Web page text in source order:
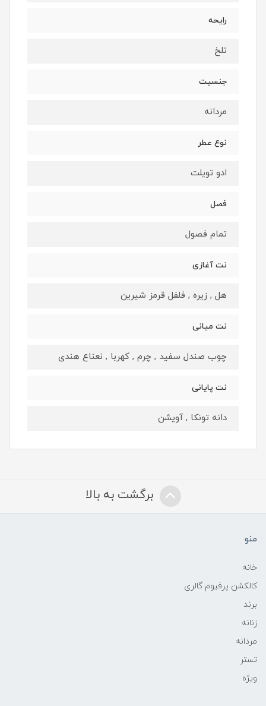
رایحه
تلخ
جنسیت
مردانه
نوع عطر
ادو تویلت
فصل
تمام فصول
نت آغازی
هل , زیره , فلفل قرمز شیرین
نت میانی
چوب صندل سفید , چرم , کهربا , نعناع هندی
نت پایانی
دانه تونکا , آویشن
برگشت به بالا
منو
خانه
کالکشن پرفیوم گالری
برند
زنانه
مردانه
تستر
ویژه